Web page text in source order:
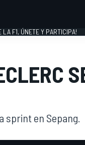
LA F1, ÚNETE Y PARTICIPA!
sprint en Sepang.